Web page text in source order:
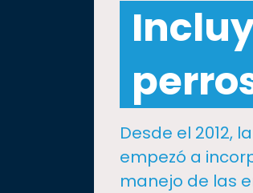
Internacionalización
Desde el 2012,
empezó a
manejo de las